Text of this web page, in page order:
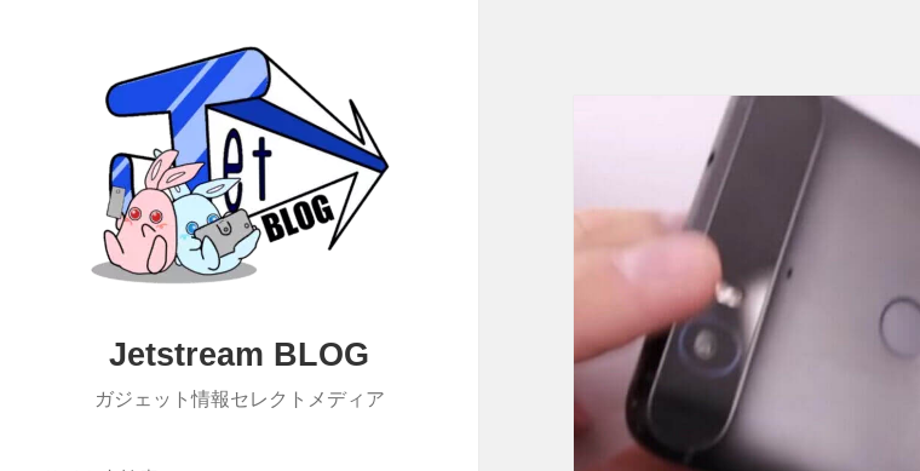
Jetstream BLOG
ガジェット情報セレクトメディア